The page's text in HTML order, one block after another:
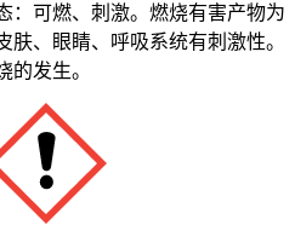
：可燃、刺激。燃烧有害产物为
、眼睛、呼吸系统有刺激性。
的发生。